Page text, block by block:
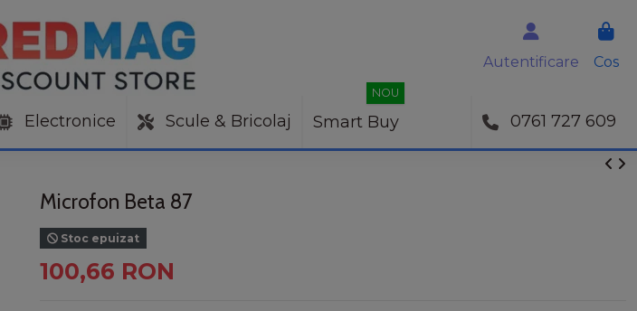
Autentificare Cos
Electronice Scule & Bricolaj Smart Buy
NOU
0761 727 609
Microfon Beta 87
Stoc epuizat
100,66 RON